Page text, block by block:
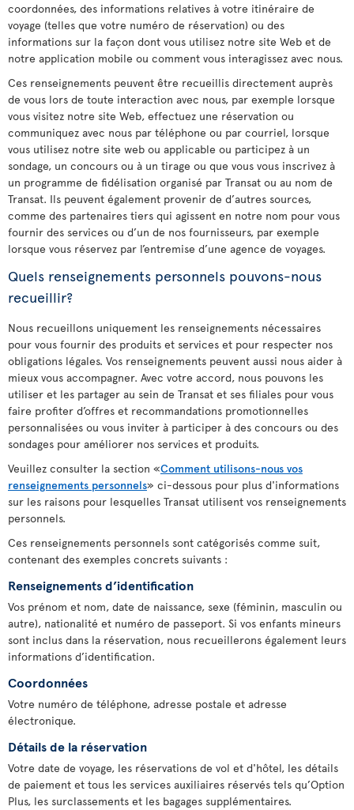
coordonnées, des informations relatives à votre itinéraire de
voyage (telles que votre numéro de réservation) ou des
informations sur la façon dont vous utilisez notre site Web et de
notre application mobile ou comment vous interagissez avec nous.
Ces renseignements peuvent être recueillis directement auprès
de vous lors de toute interaction avec nous, par exemple lorsque
vous visitez notre site Web, effectuez une réservation ou
communiquez avec nous par téléphone ou par courriel, lorsque
vous utilisez notre site web ou applicable ou participez à un
sondage, un concours ou à un tirage ou que vous vous inscrivez à
un programme de fidélisation organisé par Transat ou au nom de
Transat. Ils peuvent également provenir de d’autres sources,
comme des partenaires tiers qui agissent en notre nom pour vous
fournir des services ou d’un de nos fournisseurs, par exemple
lorsque vous réservez par l’entremise d’une agence de voyages.
Quels renseignements personnels pouvons-nous
recueillir?
Nous recueillons uniquement les renseignements nécessaires
pour vous fournir des produits et services et pour respecter nos
obligations légales. Vos renseignements peuvent aussi nous aider à
mieux vous accompagner. Avec votre accord, nous pouvons les
utiliser et les partager au sein de Transat et ses filiales pour vous
faire profiter d’offres et recommandations promotionnelles
personnalisées ou vous inviter à participer à des concours ou des
sondages pour améliorer nos services et produits.
Veuillez consulter la section «Comment utilisons-nous vos
renseignements personnels» ci-dessous pour plus d'informations
sur les raisons pour lesquelles Transat utilisent vos renseignements
personnels.
Ces renseignements personnels sont catégorisés comme suit,
contenant des exemples concrets suivants :
Renseignements d’identification
Vos prénom et nom, date de naissance, sexe (féminin, masculin ou
autre), nationalité et numéro de passeport. Si vos enfants mineurs
sont inclus dans la réservation, nous recueillerons également leurs
informations d’identification.
Coordonnées
Votre numéro de téléphone, adresse postale et adresse
électronique.
Détails de la réservation
Votre date de voyage, les réservations de vol et d'hôtel, les détails
de paiement et tous les services auxiliaires réservés tels qu’Option
Plus, les surclassements et les bagages supplémentaires.